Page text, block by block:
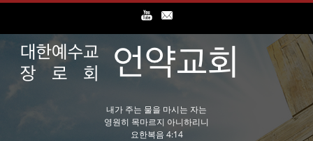
내가 주는 물을 마시는 자는
영원히 목마르지 아니하리니
요한복음 4:14